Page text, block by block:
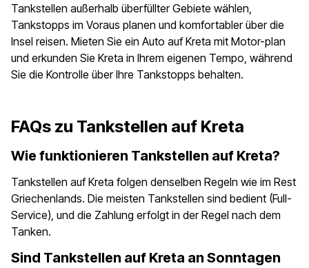
Tankstellen außerhalb überfüllter Gebiete wählen,
Tankstopps im Voraus planen und komfortabler über die
Insel reisen. Mieten Sie ein Auto auf Kreta mit Motor-plan
und erkunden Sie Kreta in Ihrem eigenen Tempo, während
Sie die Kontrolle über Ihre Tankstopps behalten.
FAQs zu Tankstellen auf Kreta
Wie funktionieren Tankstellen auf Kreta?
Tankstellen auf Kreta folgen denselben Regeln wie im Rest
Griechenlands. Die meisten Tankstellen sind bedient (Full-
Service), und die Zahlung erfolgt in der Regel nach dem
Tanken.
Sind Tankstellen auf Kreta an Sonntagen